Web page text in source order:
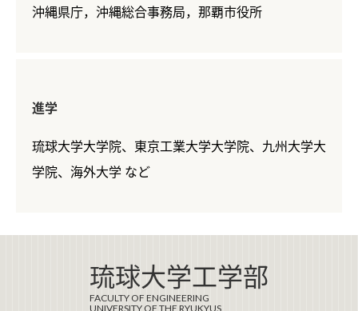
沖縄県庁，沖縄総合事務局，那覇市役所
進学
琉球大学大学院、東京工業大学大学院、九州大学大
学院、海外大学 など
琉球大学工学部
FACULTY OF ENGINEERING
UNIVERSITY OF THE RYUKYUS